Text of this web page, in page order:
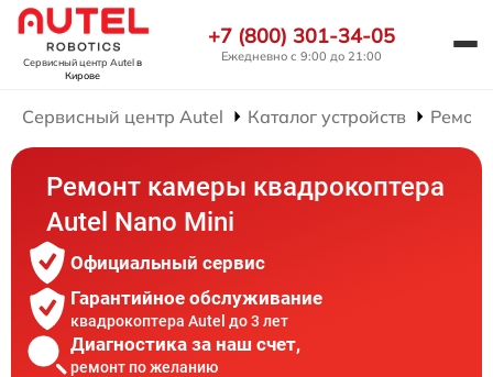
Сервисный центр Autelв
Кирове
+7 (800) 301-34-05
Ежедневно с 9:00 до 21:00
Сервисный центр Autel Каталог устройств
Ремонт камеры квадрокоптера
Autel Nano Mini
Официальный сервис
Гарантийное обслуживание
квадрокоптера Autel до 3 лет
Диагностика за наш счет,
ремонт по желанию